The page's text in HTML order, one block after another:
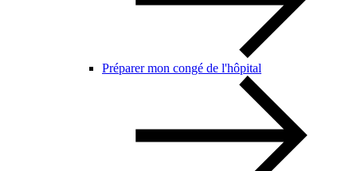
Préparer mon congé de l'hôpital